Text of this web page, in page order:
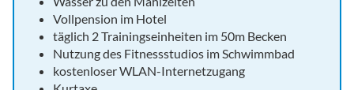
Vollpension im Hotel
täglich 2 Trainingseinheiten im 50m Becken
Nutzung des Fitnessstudios im Schwimmbad
kostenloser WLAN-Internetzugang